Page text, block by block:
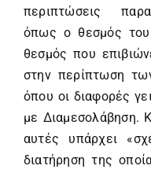
περιπτώσεις
όπως ο θεσμός του
θεσμός που
στην περίπτωση
όπου οι διαφορές
με Διαμεσολάβηση.
αυτές υπάρχει
διατήρηση της